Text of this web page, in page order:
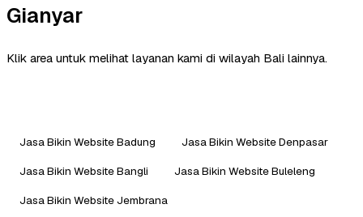
Gianyar
Klik area untuk melihat layanan kami di wilayah Bali lainnya.
Jasa Bikin Website Badung
Jasa Bikin Website Denpasar
Jasa Bikin Website Bangli
Jasa Bikin Website Buleleng
Jasa Bikin Website Jembrana